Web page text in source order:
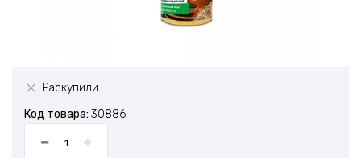
Раскупили
Код товара: 30886